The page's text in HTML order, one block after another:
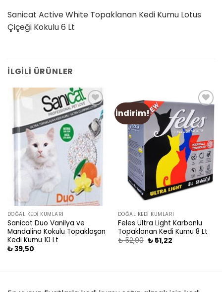
Sanicat Active White Topaklanan Kedi Kumu Lotus
Çiçeği Kokulu 6 Lt
İLGILI ÜRÜNLER
Add
to
wishlist
DOĞAL KEDI KUMLARI
Sanicat Duo Vanilya ve
Mandalina Kokulu Topaklaşan
Kedi Kumu 10 Lt
₺39,50
İndirim!
to
wishlist
DOĞAL KEDI KUMLARI
Feles Ultra Light Karbonlu
Topaklanan Kedi Kumu 8 Lt
₺52,00 ₺51,22